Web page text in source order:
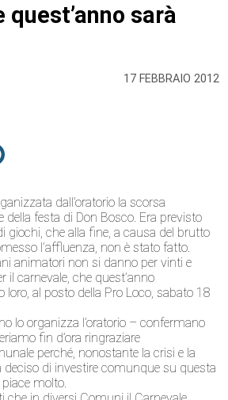
17 FEBBRAIO 2012
quest’anno sarà
dall’oratorio la scorsa
della festa di Don Bosco. Era previsto
giochi, che alla fine, a causa del brutto
l’affluenza, non è stato fatto.
animatori non si danno per vinti e
il carnevale, che quest’anno
loro, al posto della Pro Loco, sabato 18
lo organizza l’oratorio – confermano
fin d’ora ringraziare
perché, nonostante la crisi e la
di investire comunque su questa
molto.